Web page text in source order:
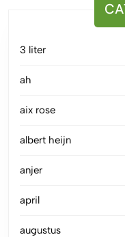
3 liter
ah
aix rose
albert heijn
anjer
april
augustus